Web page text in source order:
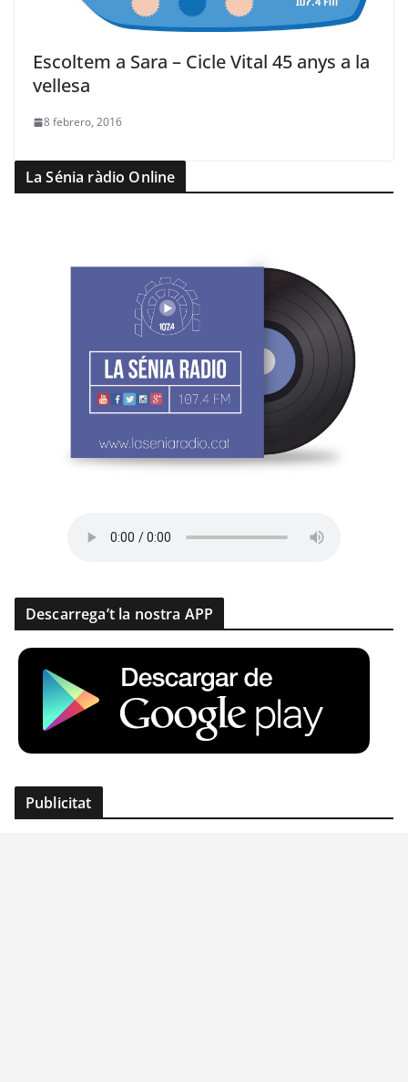
Escoltem a Sara – Cicle Vital 45 anys a la
vellesa
8 febrero, 2016
La Sénia ràdio Online
Descarrega’t la nostra APP
Publicitat